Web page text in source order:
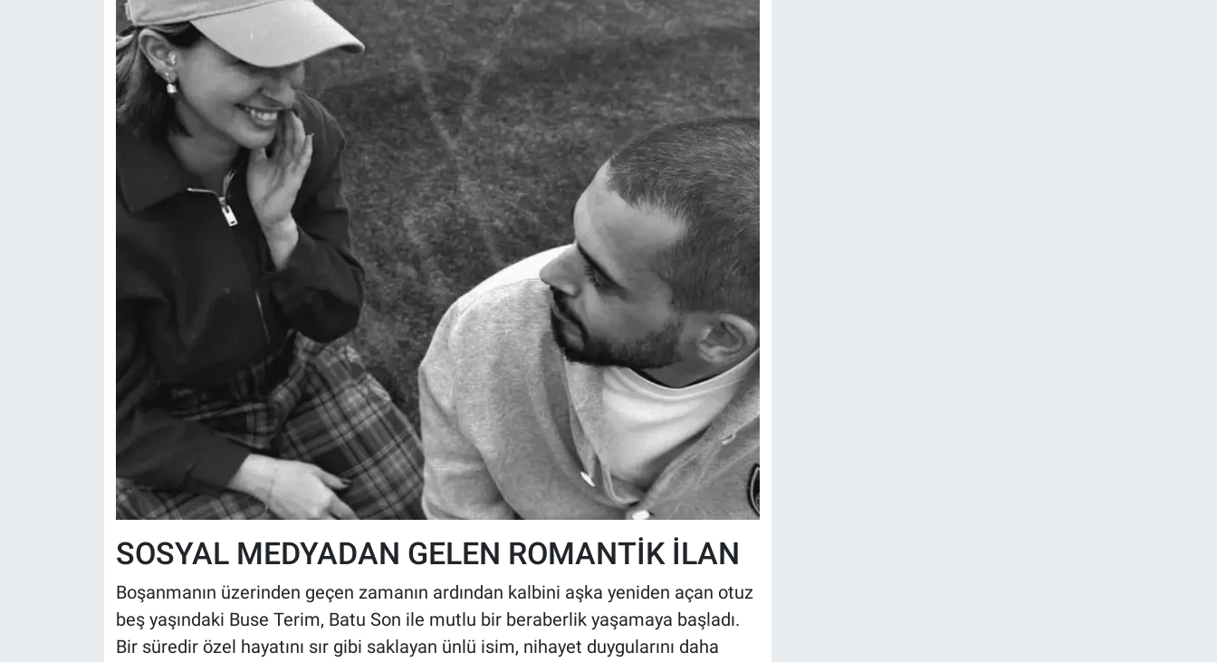
SOSYAL MEDYADAN GELEN ROMANTİK İLAN
Boşanmanın üzerinden geçen zamanın ardından kalbini aşka yeniden açan otuz
beş yaşındaki Buse Terim, Batu Son ile mutlu bir beraberlik yaşamaya başladı.
Bir süredir özel hayatını sır gibi saklayan ünlü isim, nihayet duygularını daha